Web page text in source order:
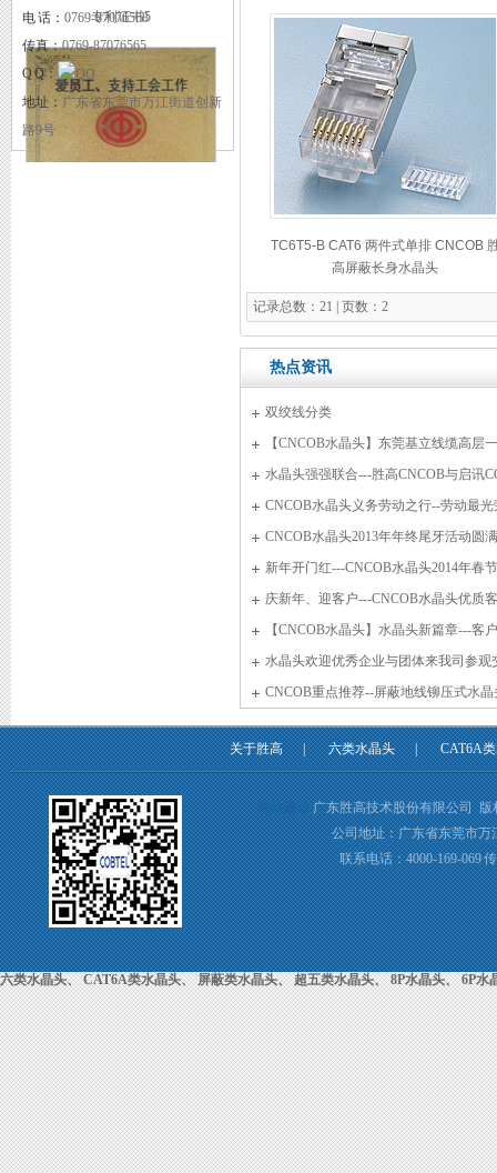
专利证书5
专利证书3
ISO证书
电 话： 0769-87076568
传真：0769-87076565
Q Q：
地址： 广东省东莞市万江街道创新
路9号
TC6T5-B CAT6 两件式单排 CNCOB
高屏蔽长身水晶头
记录总数：21 | 页数：2
热点资讯
双绞线分类
【CNCOB水晶头】东莞基立线缆高层
公司参观考察
水晶头强强联合---胜高CNCOB与启讯
新篇章
CNCOB水晶头义务劳动之行--劳动最光
CNCOB水晶头2013年年终尾牙活动圆
新年开门红---CNCOB水晶头2014年春
式 庆新年、迎客户---CNCOB水晶头优质
访厂纪实
【CNCOB水晶头】水晶头新篇章---客
来访CNCOB
水晶头欢迎优秀企业与团体来我司参观
CNCOB重点推荐--屏蔽地线铆压式水晶
关于胜高 | 六类水晶头 | CAT6A
网站建设广东胜高技术股份有限公司 版
公司地址：广东省东莞市万
联系电话：4000-169-069
六类水晶头、CAT6A类水晶头、屏蔽类水晶头、超五类水晶头、8P水晶头、6P水